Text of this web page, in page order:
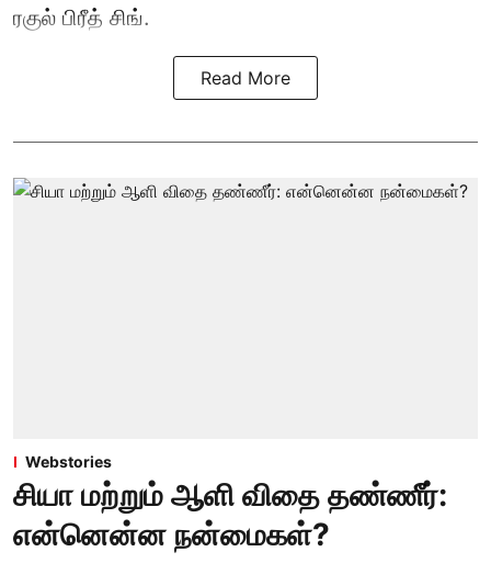
ரகுல் பிரீத் சிங்.
Read More
Webstories
சியா மற்றும் ஆளி விதை தண்ணீர்:
என்னென்ன நன்மைகள்?